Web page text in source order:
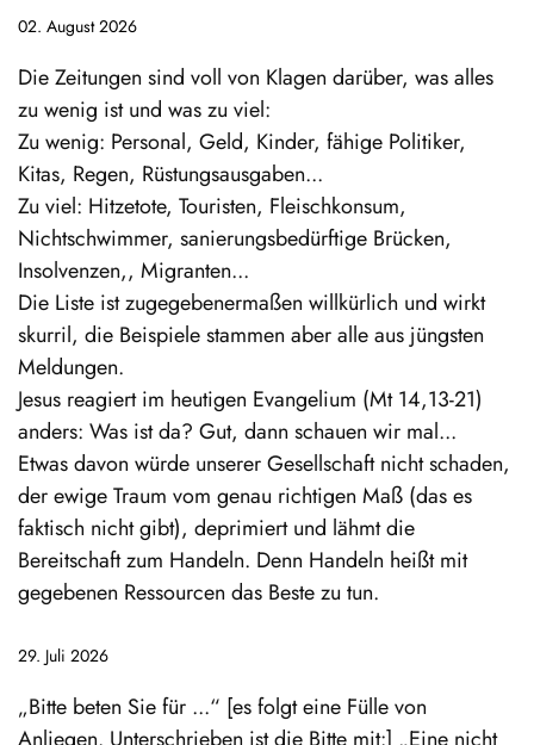
02. August 2026
Die Zeitungen sind voll von Klagen darüber, was alles
zu wenig ist und was zu viel:
Zu wenig: Personal, Geld, Kinder, fähige Politiker,
Kitas, Regen, Rüstungsausgaben...
Zu viel: Hitzetote, Touristen, Fleischkonsum,
Nichtschwimmer, sanierungsbedürftige Brücken,
Insolvenzen,, Migranten...
Die Liste ist zugegebenermaßen willkürlich und wirkt
skurril, die Beispiele stammen aber alle aus jüngsten
Meldungen.
Jesus reagiert im heutigen Evangelium (Mt 14,13-21)
anders: Was ist da? Gut, dann schauen wir mal...
Etwas davon würde unserer Gesellschaft nicht schaden,
der ewige Traum vom genau richtigen Maß (das es
faktisch nicht gibt), deprimiert und lähmt die
Bereitschaft zum Handeln. Denn Handeln heißt mit
gegebenen Ressourcen das Beste zu tun.
29. Juli 2026
„Bitte beten Sie für ...“ [es folgt eine Fülle von
Anliegen. Unterschrieben ist die Bitte mit:] „Eine nicht